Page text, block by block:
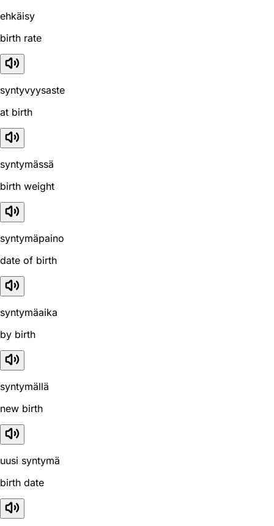
ehkäisy
birth rate
syntyvyysaste
at birth
syntymässä
birth weight
syntymäpaino
date of birth
syntymäaika
by birth
syntymällä
new birth
uusi syntymä
birth date